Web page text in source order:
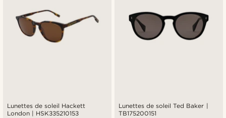
Lunettes de soleil Hackett
London | HSK335210153
Lunettes de soleil Ted Baker |
TB175200151